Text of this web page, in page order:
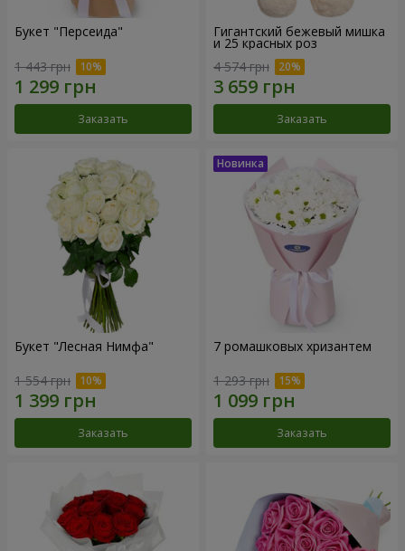
Букет "Персеида"
1 443 грн
Заказать
Гигантский бежевый мишка
и 25 красных роз
4 574 грн
Заказать
Букет "Лесная Нимфа"
1 554 грн
Заказать
7 ромашковых хризантем
1 293 грн
Заказать